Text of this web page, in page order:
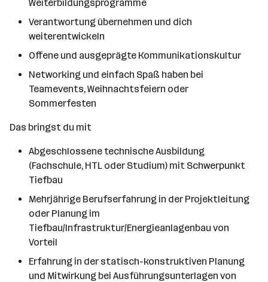
Weiterbildungsprogramme
Verantwortung übernehmen und dich
weiterentwickeln
Offene und ausgeprägte Kommunikationskultur
Networking und einfach Spaß haben bei
Teamevents, Weihnachtsfeiern oder
Sommerfesten
Das bringst du mit
Abgeschlossene technische Ausbildung
(Fachschule, HTL oder Studium) mit Schwerpunkt
Tiefbau
Mehrjährige Berufserfahrung in der Projektleitung
oder Planung im
Tiefbau/Infrastruktur/Energieanlagenbau von
Vorteil
Erfahrung in der statisch-konstruktiven Planung
und Mitwirkung bei Ausführungsunterlagen von